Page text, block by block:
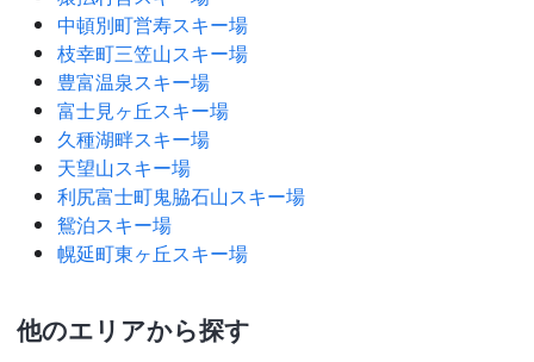
中頓別町営寿スキー場
枝幸町三笠山スキー場
豊富温泉スキー場
富士見ヶ丘スキー場
久種湖畔スキー場
天望山スキー場
利尻富士町鬼脇石山スキー場
鴛泊スキー場
幌延町東ヶ丘スキー場
他のエリアから探す